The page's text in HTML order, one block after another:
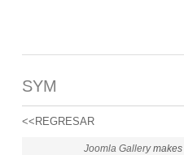
SYM
<<REGRESAR
Joomla Gallerymakes